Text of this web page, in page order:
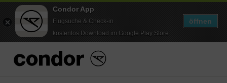
Condor App
Flugsuche & Check-in
kostenlos Download im Google Play Store
öffnen